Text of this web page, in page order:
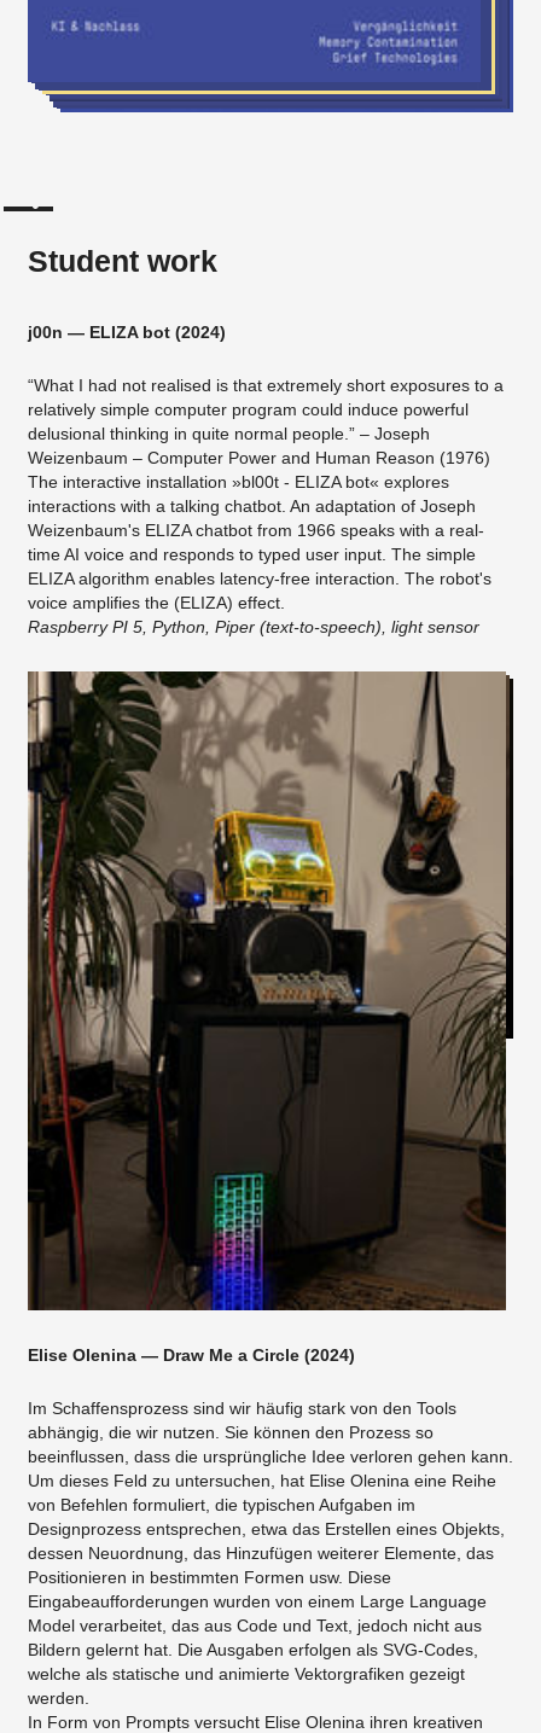
Student work
j00n — ELIZA bot (2024)
“What I had not realised is that extremely short exposures to a
relatively simple computer program could induce powerful
delusional thinking in quite normal people.” – Joseph
Weizenbaum – Computer Power and Human Reason (1976)
The interactive installation »bl00t - ELIZA bot« explores
interactions with a talking chatbot. An adaptation of Joseph
Weizenbaum's ELIZA chatbot from 1966 speaks with a real-
time AI voice and responds to typed user input. The simple
ELIZA algorithm enables latency-free interaction. The robot's
voice amplifies the (ELIZA) effect.
Raspberry PI 5, Python, Piper (text-to-speech), light sensor
Elise Olenina — Draw Me a Circle (2024)
Im Schaffensprozess sind wir häufig stark von den Tools
abhängig, die wir nutzen. Sie können den Prozess so
beeinflussen, dass die ursprüngliche Idee verloren gehen kann.
Um dieses Feld zu untersuchen, hat Elise Olenina eine Reihe
von Befehlen formuliert, die typischen Aufgaben im
Designprozess entsprechen, etwa das Erstellen eines Objekts,
dessen Neuordnung, das Hinzufügen weiterer Elemente, das
Positionieren in bestimmten Formen usw. Diese
Eingabeaufforderungen wurden von einem Large Language
Model verarbeitet, das aus Code und Text, jedoch nicht aus
Bildern gelernt hat. Die Ausgaben erfolgen als SVG-Codes,
welche als statische und animierte Vektorgrafiken gezeigt
werden.
In Form von Prompts versucht Elise Olenina ihren kreativen